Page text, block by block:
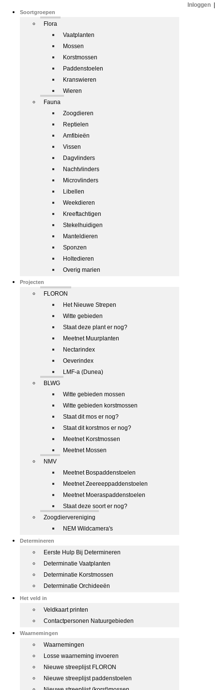
Soortgroepen
Flora
Vaatplanten
Mossen
Korstmossen
Paddenstoelen
Kranswieren
Wieren
Fauna
Zoogdieren
Reptielen
Amfibieën
Vissen
Dagvlinders
Nachtvlinders
Microvlinders
Libellen
Weekdieren
Kreeftachtigen
Stekelhuidigen
Manteldieren
Sponzen
Holtedieren
Overig marien
Projecten
FLORON
Het Nieuwe Strepen
Witte gebieden
Staat deze plant er nog?
Meetnet Muurplanten
Nectarindex
Oeverindex
LMF-a (Dunea)
BLWG
Witte gebieden mossen
Witte gebieden korstmossen
Staat dit mos er nog?
Staat dit korstmos er nog?
Meetnet Korstmossen
Meetnet Mossen
NMV
Meetnet Bospaddenstoelen
Meetnet Zeereeppaddenstoelen
Meetnet Moeraspaddenstoelen
Staat deze soort er nog?
Zoogdiervereniging
NEM Wildcamera's
Determineren
Eerste Hulp Bij Determineren
Determinatie Vaatplanten
Determinatie Korstmossen
Determinatie Orchideeën
Het veld in
Veldkaart printen
Contactpersonen Natuurgebieden
Waarnemingen
Waarnemingen
Losse waarneming invoeren
Nieuwe streeplijst FLORON
Nieuwe streeplijst paddenstoelen
Inloggen